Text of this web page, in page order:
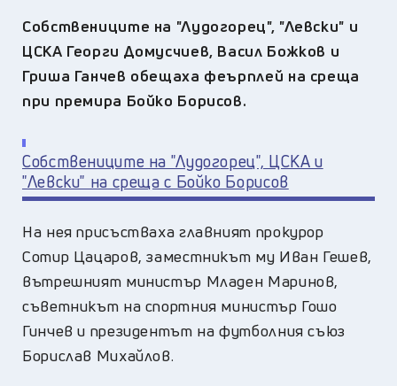
Собствениците на "Лудогорец", "Левски" и
ЦСКА Георги Домусчиев, Васил Божков и
Гриша Ганчев обещаха феърплей на среща
при премира Бойко Борисов.
Собствениците на "Лудогорец", ЦСКА и
"Левски" на среща с Бойко Борисов
На нея присъстваха главният прокурор
Сотир Цацаров, заместникът му Иван Гешев,
вътрешният министър Младен Маринов,
съветникът на спортния министър Гошо
Гинчев и президентът на футболния съюз
Борислав Михайлов.